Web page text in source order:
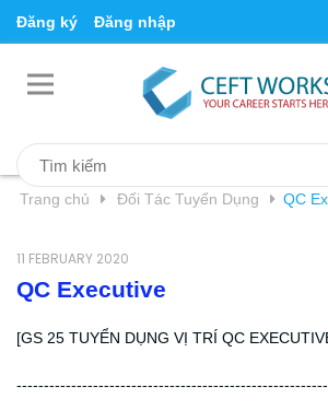
Đăng ký Đăng nhập
Trang chủ Đối Tác Tuyển Dụng QC
11 FEBRUARY 2020
QC Executive
[GS 25 TUYỂN DỤNG VỊ TRÍ QC